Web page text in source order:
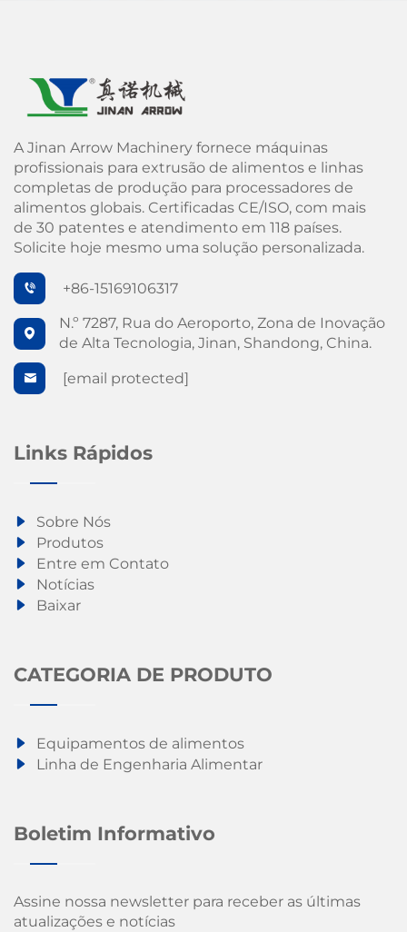
A Jinan Arrow Machinery fornece máquinas
profissionais para extrusão de alimentos e linhas
completas de produção para processadores de
alimentos globais. Certificadas CE/ISO, com mais
de 30 patentes e atendimento em 118 países.
Solicite hoje mesmo uma solução personalizada.
+86-15169106317
N.º 7287, Rua do Aeroporto, Zona de Inovação
de Alta Tecnologia, Jinan, Shandong, China.
[email protected]
Links Rápidos
Sobre Nós
Produtos
Entre em Contato
Notícias
Baixar
CATEGORIA DE PRODUTO
Equipamentos de alimentos
Linha de Engenharia Alimentar
Boletim Informativo
Assine nossa newsletter para receber as últimas
atualizações e notícias